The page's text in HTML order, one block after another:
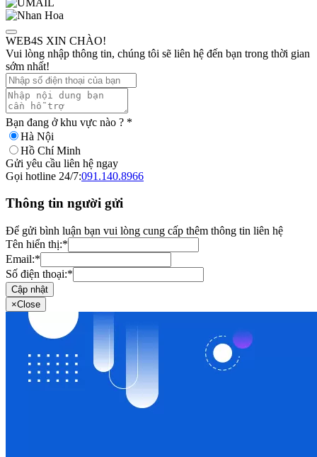
WEB4S XIN CHÀO!
Vui lòng nhập thông tin, chúng tôi sẽ liên hệ đến bạn trong thời gian
sớm nhất!
Bạn đang ở khu vực nào ? *
Hà Nội
Hồ Chí Minh
Gửi yêu cầu liên hệ ngay
Gọi hotline 24/7:091.140.8966
Thông tin người gửi
Để gửi bình luận bạn vui lòng cung cấp thêm thông tin liên hệ
Tên hiển thị:*
Email:*
Số điện thoại:*
Cập nhật
×Close